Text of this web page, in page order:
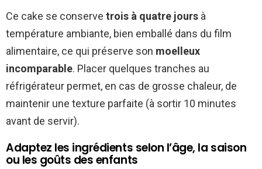
Ce cake se conserve trois à quatre jours à
température ambiante, bien emballé dans du film
alimentaire, ce qui préserve son moelleux
incomparable. Placer quelques tranches au
réfrigérateur permet, en cas de grosse chaleur, de
maintenir une texture parfaite (à sortir 10 minutes
avant de servir).
Adaptez les ingrédients selon l’âge, la saison
ou les goûts des enfants